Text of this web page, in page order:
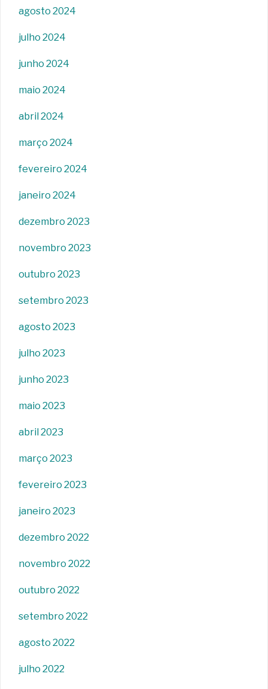
agosto 2024
julho 2024
junho 2024
maio 2024
abril 2024
março 2024
fevereiro 2024
janeiro 2024
dezembro 2023
novembro 2023
outubro 2023
setembro 2023
agosto 2023
julho 2023
junho 2023
maio 2023
abril 2023
março 2023
fevereiro 2023
janeiro 2023
dezembro 2022
novembro 2022
outubro 2022
setembro 2022
agosto 2022
julho 2022